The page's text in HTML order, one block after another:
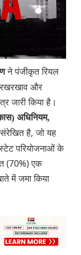
ने पंजीकृत रियल
और
जारी किया है।
अधिनियम,
है, जो यह
परियोजनाओं के
(70%) एक
में जमा किया